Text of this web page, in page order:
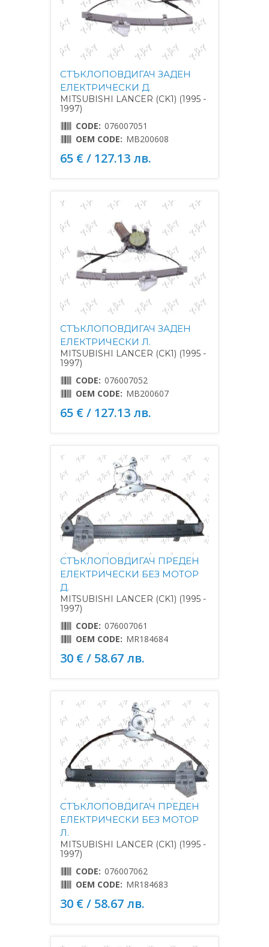
СТЪКЛОПОВДИГАЧ ЗАДЕН
ЕЛЕКТРИЧЕСКИ Д.
MITSUBISHI LANCER (CK1) (1995 -
1997)
CODE: 076007051
OEM CODE: MB200608
65 € / 127.13 лв.
СТЪКЛОПОВДИГАЧ ЗАДЕН
ЕЛЕКТРИЧЕСКИ Л.
MITSUBISHI LANCER (CK1) (1995 -
1997)
CODE: 076007052
OEM CODE: MB200607
65 € / 127.13 лв.
СТЪКЛОПОВДИГАЧ ПРЕДЕН
ЕЛЕКТРИЧЕСКИ БЕЗ МОТОР
Д.
MITSUBISHI LANCER (CK1) (1995 -
1997)
CODE: 076007061
OEM CODE: MR184684
30 € / 58.67 лв.
СТЪКЛОПОВДИГАЧ ПРЕДЕН
ЕЛЕКТРИЧЕСКИ БЕЗ МОТОР
Л.
MITSUBISHI LANCER (CK1) (1995 -
1997)
CODE: 076007062
OEM CODE: MR184683
30 € / 58.67 лв.